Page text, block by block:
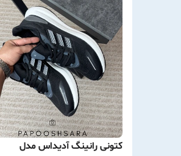
کتونی رانینگ آدیداس مدل